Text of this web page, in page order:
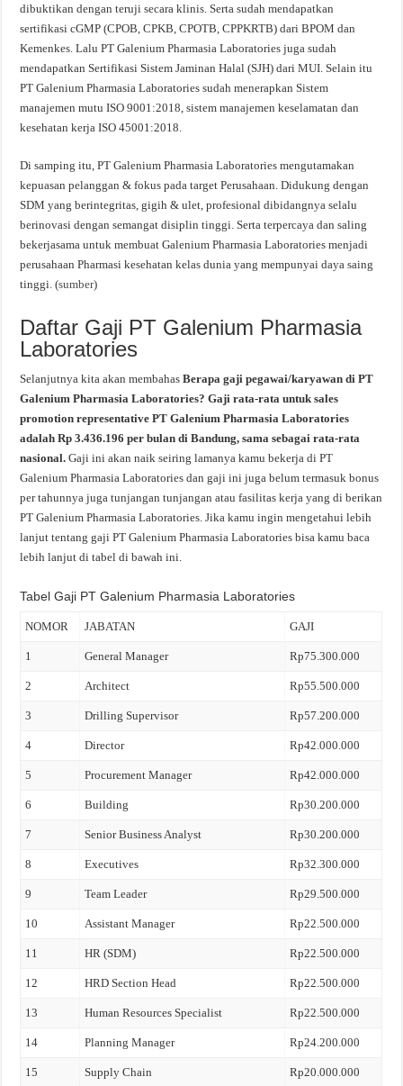
dibuktikan dengan teruji secara klinis. Serta sudah mendapatkan
sertifikasi cGMP (CPOB, CPKB, CPOTB, CPPKRTB) dari BPOM dan
Kemenkes. Lalu PT Galenium Pharmasia Laboratories juga sudah
mendapatkan Sertifikasi Sistem Jaminan Halal (SJH) dari MUI. Selain itu
PT Galenium Pharmasia Laboratories sudah menerapkan Sistem
manajemen mutu ISO 9001:2018, sistem manajemen keselamatan dan
kesehatan kerja ISO 45001:2018.
Di samping itu, PT Galenium Pharmasia Laboratories mengutamakan
kepuasan pelanggan & fokus pada target Perusahaan. Didukung dengan
SDM yang berintegritas, gigih & ulet, profesional dibidangnya selalu
berinovasi dengan semangat disiplin tinggi. Serta terpercaya dan saling
bekerjasama untuk membuat Galenium Pharmasia Laboratories menjadi
perusahaan Pharmasi kesehatan kelas dunia yang mempunyai daya saing
tinggi. (sumber)
Daftar Gaji PT Galenium Pharmasia
Laboratories
Selanjutnya kita akan membahasBerapa gaji pegawai/karyawan di PT
Galenium Pharmasia Laboratories? Gaji rata-rata untuk sales
promotion representative PT Galenium Pharmasia Laboratories
adalah Rp 3.436.196 per bulan di Bandung, sama sebagai rata-rata
nasional.Gaji ini akan naik seiring lamanya kamu bekerja di PT
Galenium Pharmasia Laboratories dan gaji ini juga belum termasuk bonus
per tahunnya juga tunjangan tunjangan atau fasilitas kerja yang di berikan
PT Galenium Pharmasia Laboratories. Jika kamu ingin mengetahui lebih
lanjut tentang gaji PT Galenium Pharmasia Laboratories bisa kamu baca
lebih lanjut di tabel di bawah ini.
Tabel Gaji PT Galenium Pharmasia Laboratories
NOMOR JABATAN GAJI
1 General Manager Rp75.300.000
2 Architect Rp55.500.000
3 Drilling Supervisor Rp57.200.000
4 Director Rp42.000.000
5 Procurement Manager Rp42.000.000
6 Building Rp30.200.000
7 Senior Business Analyst Rp30.200.000
8 Executives Rp32.300.000
9 Team Leader Rp29.500.000
10 Assistant Manager Rp22.500.000
11 HR (SDM) Rp22.500.000
12 HRD Section Head Rp22.500.000
13 Human Resources Specialist Rp22.500.000
14 Planning Manager Rp24.200.000
15 Supply Chain Rp20.000.000